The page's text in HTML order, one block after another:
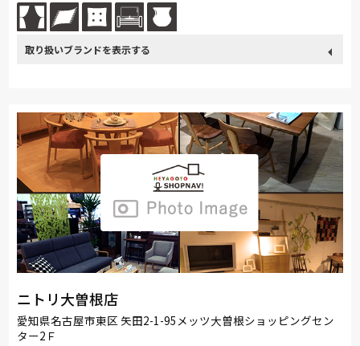
浜本工芸 日本ベッド 東京ベッド 冨士ファニチア
小島工芸 綾野製作所 IDC大塚家具 TEMPUR
Stressless HTLワタリジャパン
イバタインテリア
ニトリ大曽根店
愛知県名古屋市東区 矢田2-1-95メッツ大曽根ショッピングセン
ター2Ｆ